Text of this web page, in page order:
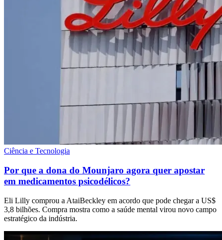
Ciência e Tecnologia
Por que a dona do Mounjaro agora quer apostar
em medicamentos psicodélicos?
Eli Lilly comprou a AtaiBeckley em acordo que pode chegar a US$
3,8 bilhões. Compra mostra como a saúde mental virou novo campo
estratégico da indústria.